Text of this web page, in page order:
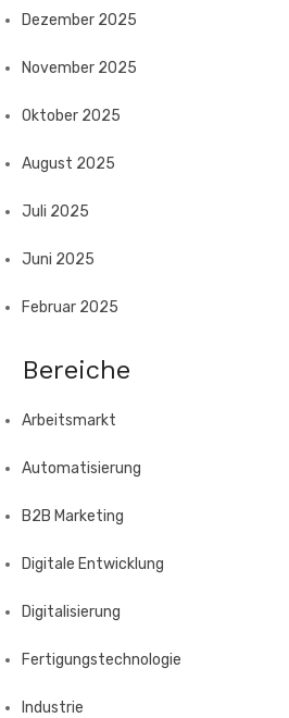
Dezember 2025
November 2025
Oktober 2025
August 2025
Juli 2025
Juni 2025
Februar 2025
Bereiche
Arbeitsmarkt
Automatisierung
B2B Marketing
Digitale Entwicklung
Digitalisierung
Fertigungstechnologie
Industrie